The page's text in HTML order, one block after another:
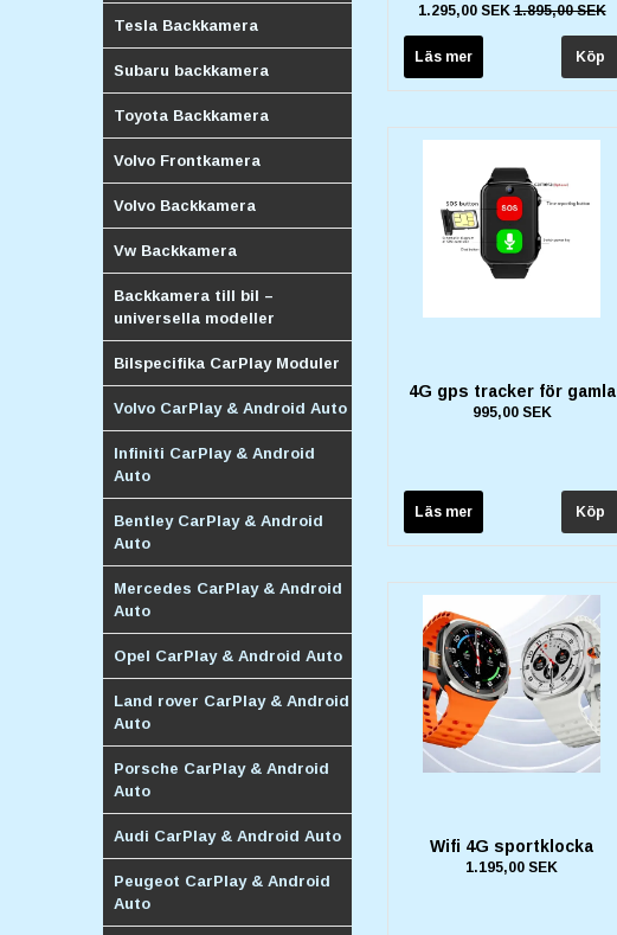
Tesla Backkamera
Subaru backkamera
Toyota Backkamera
Volvo Frontkamera
Volvo Backkamera
Vw Backkamera
Backkamera till bil –
universella modeller
Bilspecifika CarPlay Moduler
Volvo CarPlay & Android Auto
Infiniti CarPlay & Android
Auto
Bentley CarPlay & Android
Auto
Mercedes CarPlay & Android
Auto
Opel CarPlay & Android Auto
Land rover CarPlay & Android
Auto
Porsche CarPlay & Android
Auto
Audi CarPlay & Android Auto
Peugeot CarPlay & Android
Auto
1.295,00 SEK1.895,00 SEK
Läs mer
4G gps tracker för gamla
995,00 SEK
Läs mer
Wifi 4G sportklocka
1.195,00 SEK